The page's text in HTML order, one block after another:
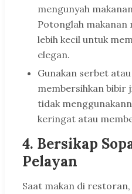
mengunyah
Potonglah
lebih kecil untuk
elegan.
Gunakan serbet
membersihkan bibir
tidak
keringat atau
4. Bersikap
Pelayan
Saat makan di